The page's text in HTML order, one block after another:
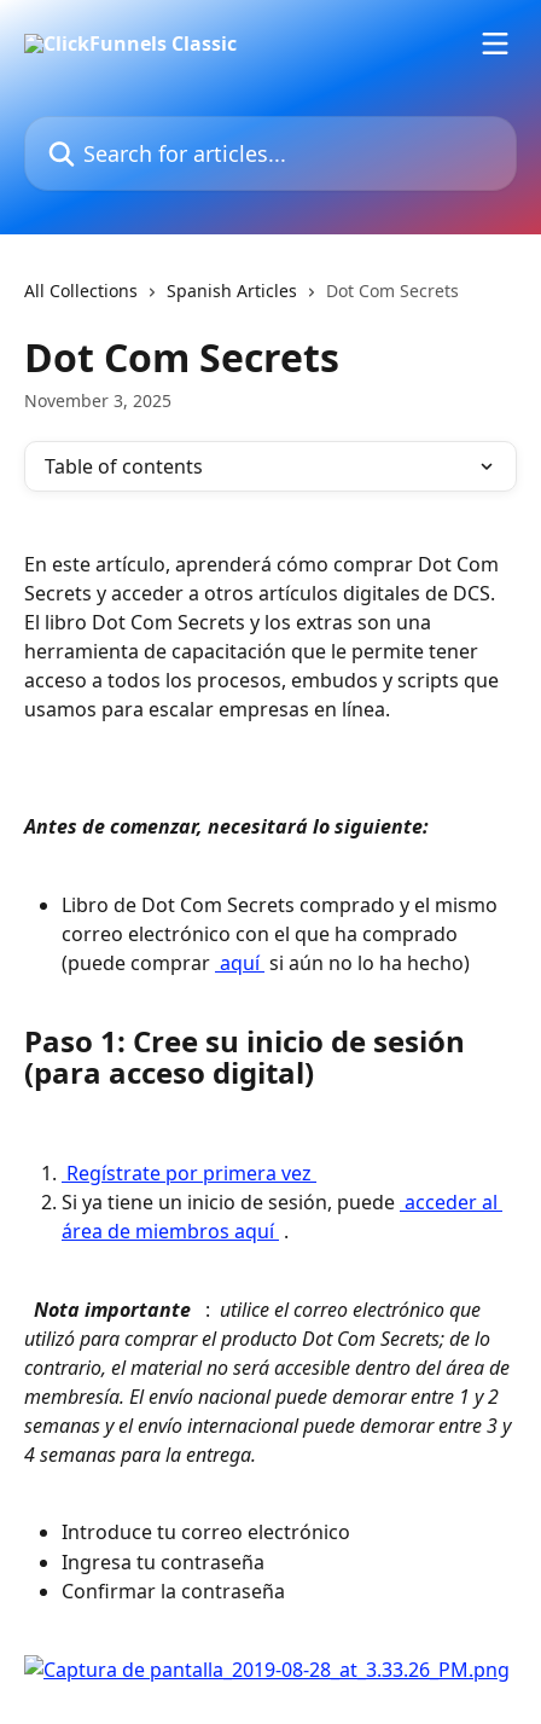
Search for articles...
All Collections Spanish Articles Dot Com Secrets
Dot Com Secrets
November 3, 2025
Table of contents
En este artículo, aprenderá cómo comprar Dot Com
Secrets y acceder a otros artículos digitales de DCS.
El libro Dot Com Secrets y los extras son una
herramienta de capacitación que le permite tener
acceso a todos los procesos, embudos y scripts que
usamos para escalar empresas en línea.
Antes de comenzar, necesitará lo siguiente:
Libro de Dot Com Secrets comprado y el mismo
correo electrónico con el que ha comprado
(puede comprar aquí si aún no lo ha hecho)
Paso 1: Cree su inicio de sesión
(para acceso digital)
Regístrate por primera vez
Si ya tiene un inicio de sesión, puede acceder al
área de miembros aquí .
Nota importante : utilice el correo electrónico que
utilizó para comprar el producto Dot Com Secrets; de lo
contrario, el material no será accesible dentro del área de
membresía. El envío nacional puede demorar entre 1 y 2
semanas y el envío internacional puede demorar entre 3 y
4 semanas para la entrega.
Introduce tu correo electrónico
Ingresa tu contraseña
Confirmar la contraseña